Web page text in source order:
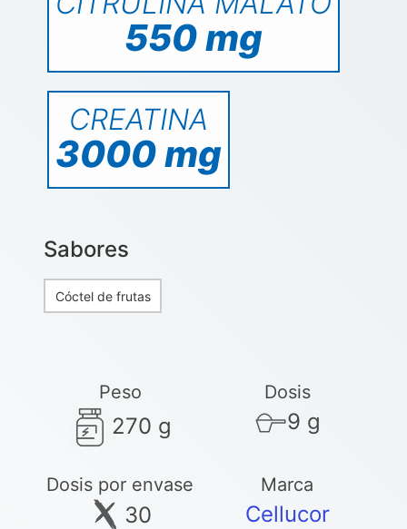
550 mg
CREATINA
3000 mg
Sabores
Cóctel de frutas
Peso
270 g
Dosis
9 g
Dosis por envase
30
Marca
Cellucor